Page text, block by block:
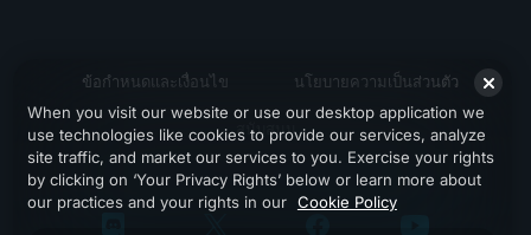
ข้อกำหนดและเงื่อนไข นโยบายความเป็นส่วนตัว
สนับสนุน
When you visit our website or use our desktop application we
use technologies like cookies to provide our services, analyze
site traffic, and market our services to you. Exercise your rights
by clicking on ‘Your Privacy Rights’ below or learn more about
our practices and your rights in our Cookie Policy